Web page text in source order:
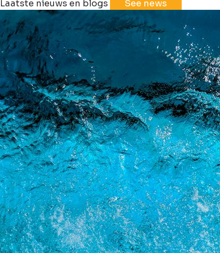
+
−
Laatste nieuws en blogs See news